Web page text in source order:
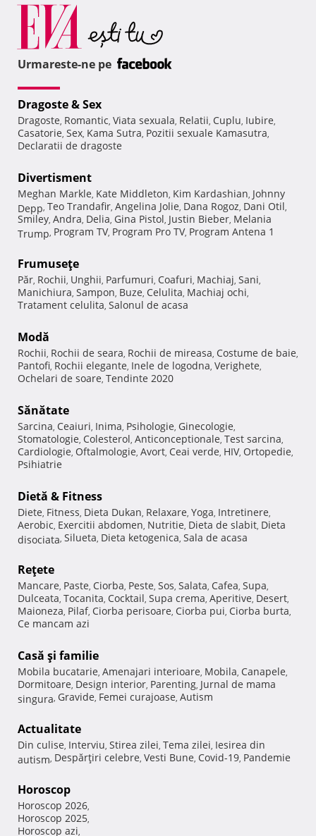
Urmareste-ne pe
Dragoste & Sex
Dragoste, Romantic, Viata sexuala, Relatii, Cuplu, Iubire,
Casatorie, Sex, Kama Sutra, Pozitii sexuale Kamasutra,
Declaratii de dragoste
Divertisment
Meghan Markle, Kate Middleton, Kim Kardashian, Johnny
Depp, Teo Trandafir, Angelina Jolie, Dana Rogoz, Dani Otil,
Smiley, Andra, Delia, Gina Pistol, Justin Bieber, Melania
Trump, Program TV, Program Pro TV, Program Antena 1
Frumuseţe
Păr, Rochii, Unghii, Parfumuri, Coafuri, Machiaj, Sani,
Manichiura, Sampon, Buze, Celulita, Machiaj ochi,
Tratament celulita, Salonul de acasa
Modă
Rochii, Rochii de seara, Rochii de mireasa, Costume de baie,
Pantofi, Rochii elegante, Inele de logodna, Verighete,
Ochelari de soare, Tendinte 2020
Sănătate
Sarcina, Ceaiuri, Inima, Psihologie, Ginecologie,
Stomatologie, Colesterol, Anticonceptionale, Test sarcina,
Cardiologie, Oftalmologie, Avort, Ceai verde, HIV, Ortopedie,
Psihiatrie
Dietă & Fitness
Diete, Fitness, Dieta Dukan, Relaxare, Yoga, Intretinere,
Aerobic, Exercitii abdomen, Nutritie, Dieta de slabit, Dieta
disociata, Silueta, Dieta ketogenica, Sala de acasa
Reţete
Mancare, Paste, Ciorba, Peste, Sos, Salata, Cafea, Supa,
Dulceata, Tocanita, Cocktail, Supa crema, Aperitive, Desert,
Maioneza, Pilaf, Ciorba perisoare, Ciorba pui, Ciorba burta,
Ce mancam azi
Casă şi familie
Mobila bucatarie, Amenajari interioare, Mobila, Canapele,
Dormitoare, Design interior, Parenting, Jurnal de mama
singura, Gravide, Femei curajoase, Autism
Actualitate
Din culise, Interviu, Stirea zilei, Tema zilei, Iesirea din
autism, Despărţiri celebre, Vesti Bune, Covid-19, Pandemie
Horoscop
Horoscop 2026,
Horoscop 2025,
Horoscop azi,